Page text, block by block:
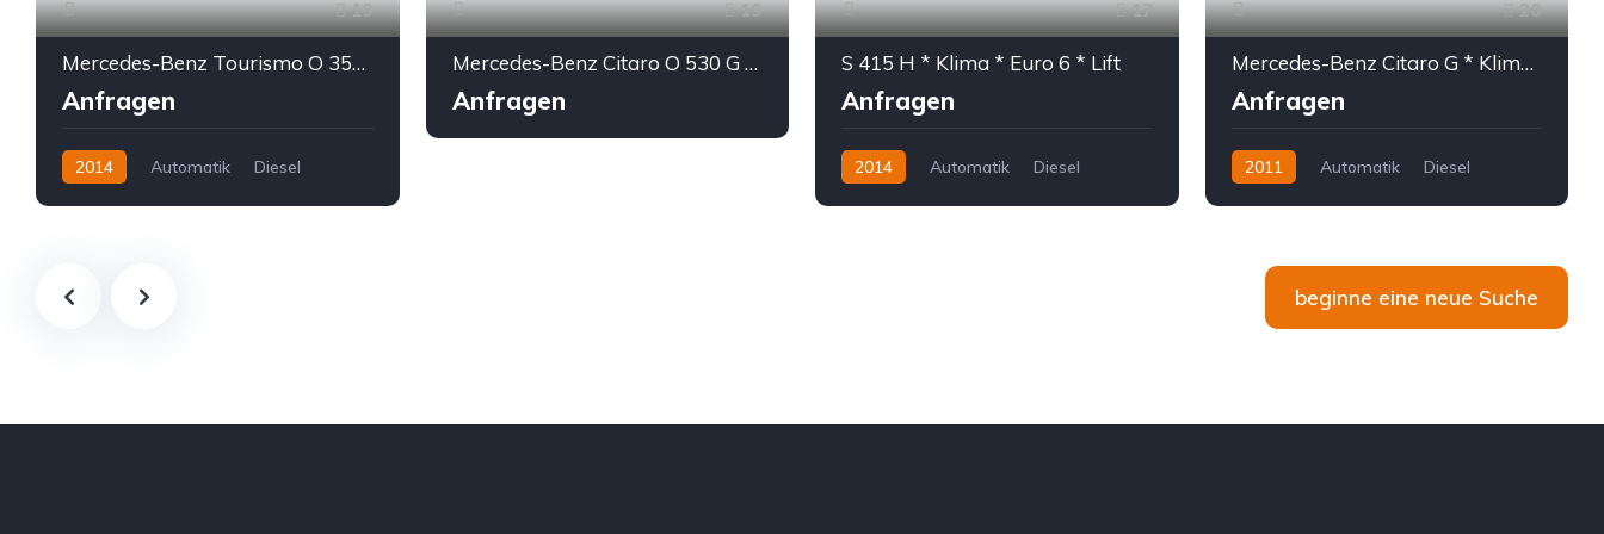
19
Mercedes-Benz Tourismo O 350 RHD R15 * Euro 6 * Vollausstattung
Anfragen
2014 Automatik Diesel
19
Mercedes-Benz Citaro O 530 G * Klima * Euro 5
Anfragen
17
S 415 H * Klima * Euro 6 * Lift
Anfragen
2014 Automatik Diesel
20
Mercedes-Benz Citaro G * Klima * 4 -türig * 4-door * 97 Stehplätze
Anfragen
2011 Automatik Diesel
beginne eine neue Suche